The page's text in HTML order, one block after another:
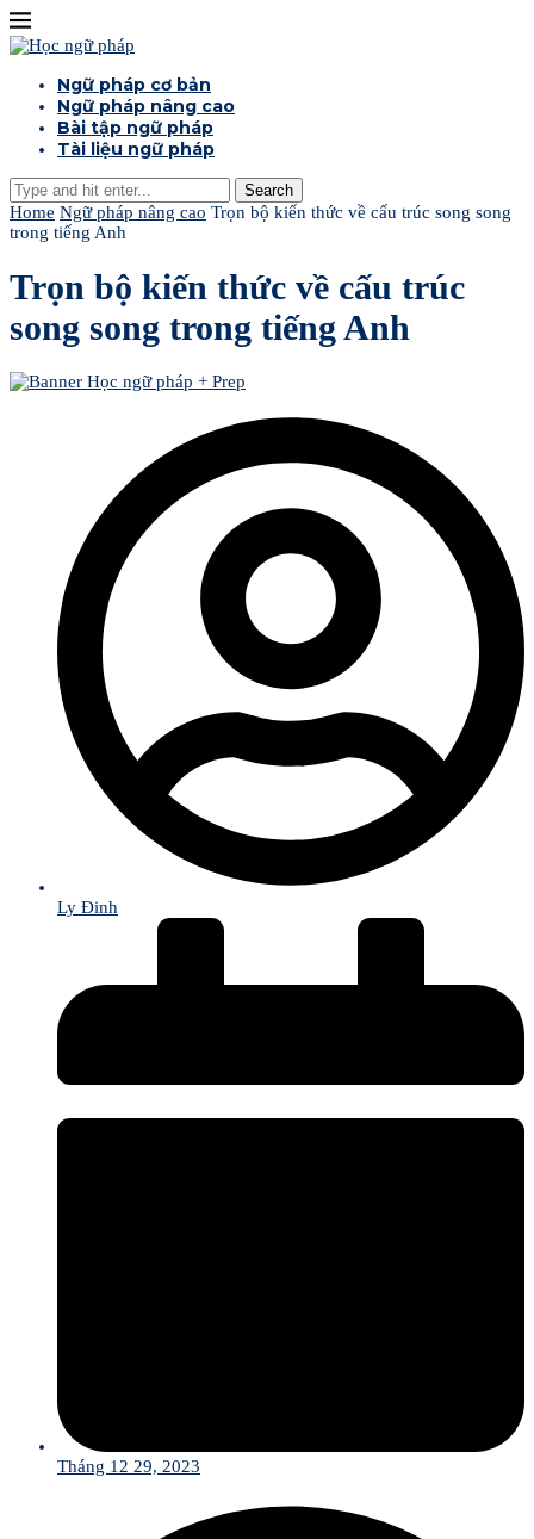
Ngữ pháp cơ bản
Ngữ pháp nâng cao
Bài tập ngữ pháp
Tài liệu ngữ pháp
Search
Home Ngữ pháp nâng cao Trọn bộ kiến thức về cấu trúc song song
trong tiếng Anh
Trọn bộ kiến thức về cấu trúc
song song trong tiếng Anh
Ly Đinh
Tháng 12 29, 2023